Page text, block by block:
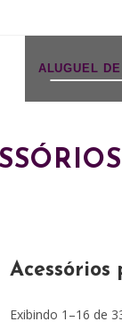
ALUGUEL
Acessórios
Exibindo 1–16 de